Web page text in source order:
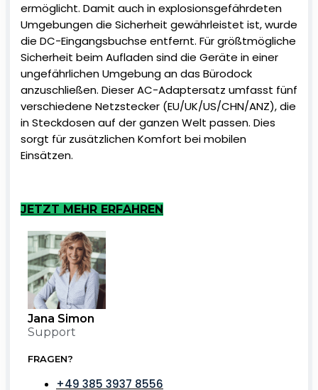
ermöglicht. Damit auch in explosionsgefährdeten
Umgebungen die Sicherheit gewährleistet ist, wurde
die DC-Eingangsbuchse entfernt. Für größtmögliche
Sicherheit beim Aufladen sind die Geräte in einer
ungefährlichen Umgebung an das Bürodock
anzuschließen. Dieser AC-Adaptersatz umfasst fünf
verschiedene Netzstecker (EU/UK/US/CHN/ANZ), die
in Steckdosen auf der ganzen Welt passen. Dies
sorgt für zusätzlichen Komfort bei mobilen
Einsätzen.
JETZT MEHR ERFAHREN
Jana Simon
Support
FRAGEN?
+49 385 3937 8556